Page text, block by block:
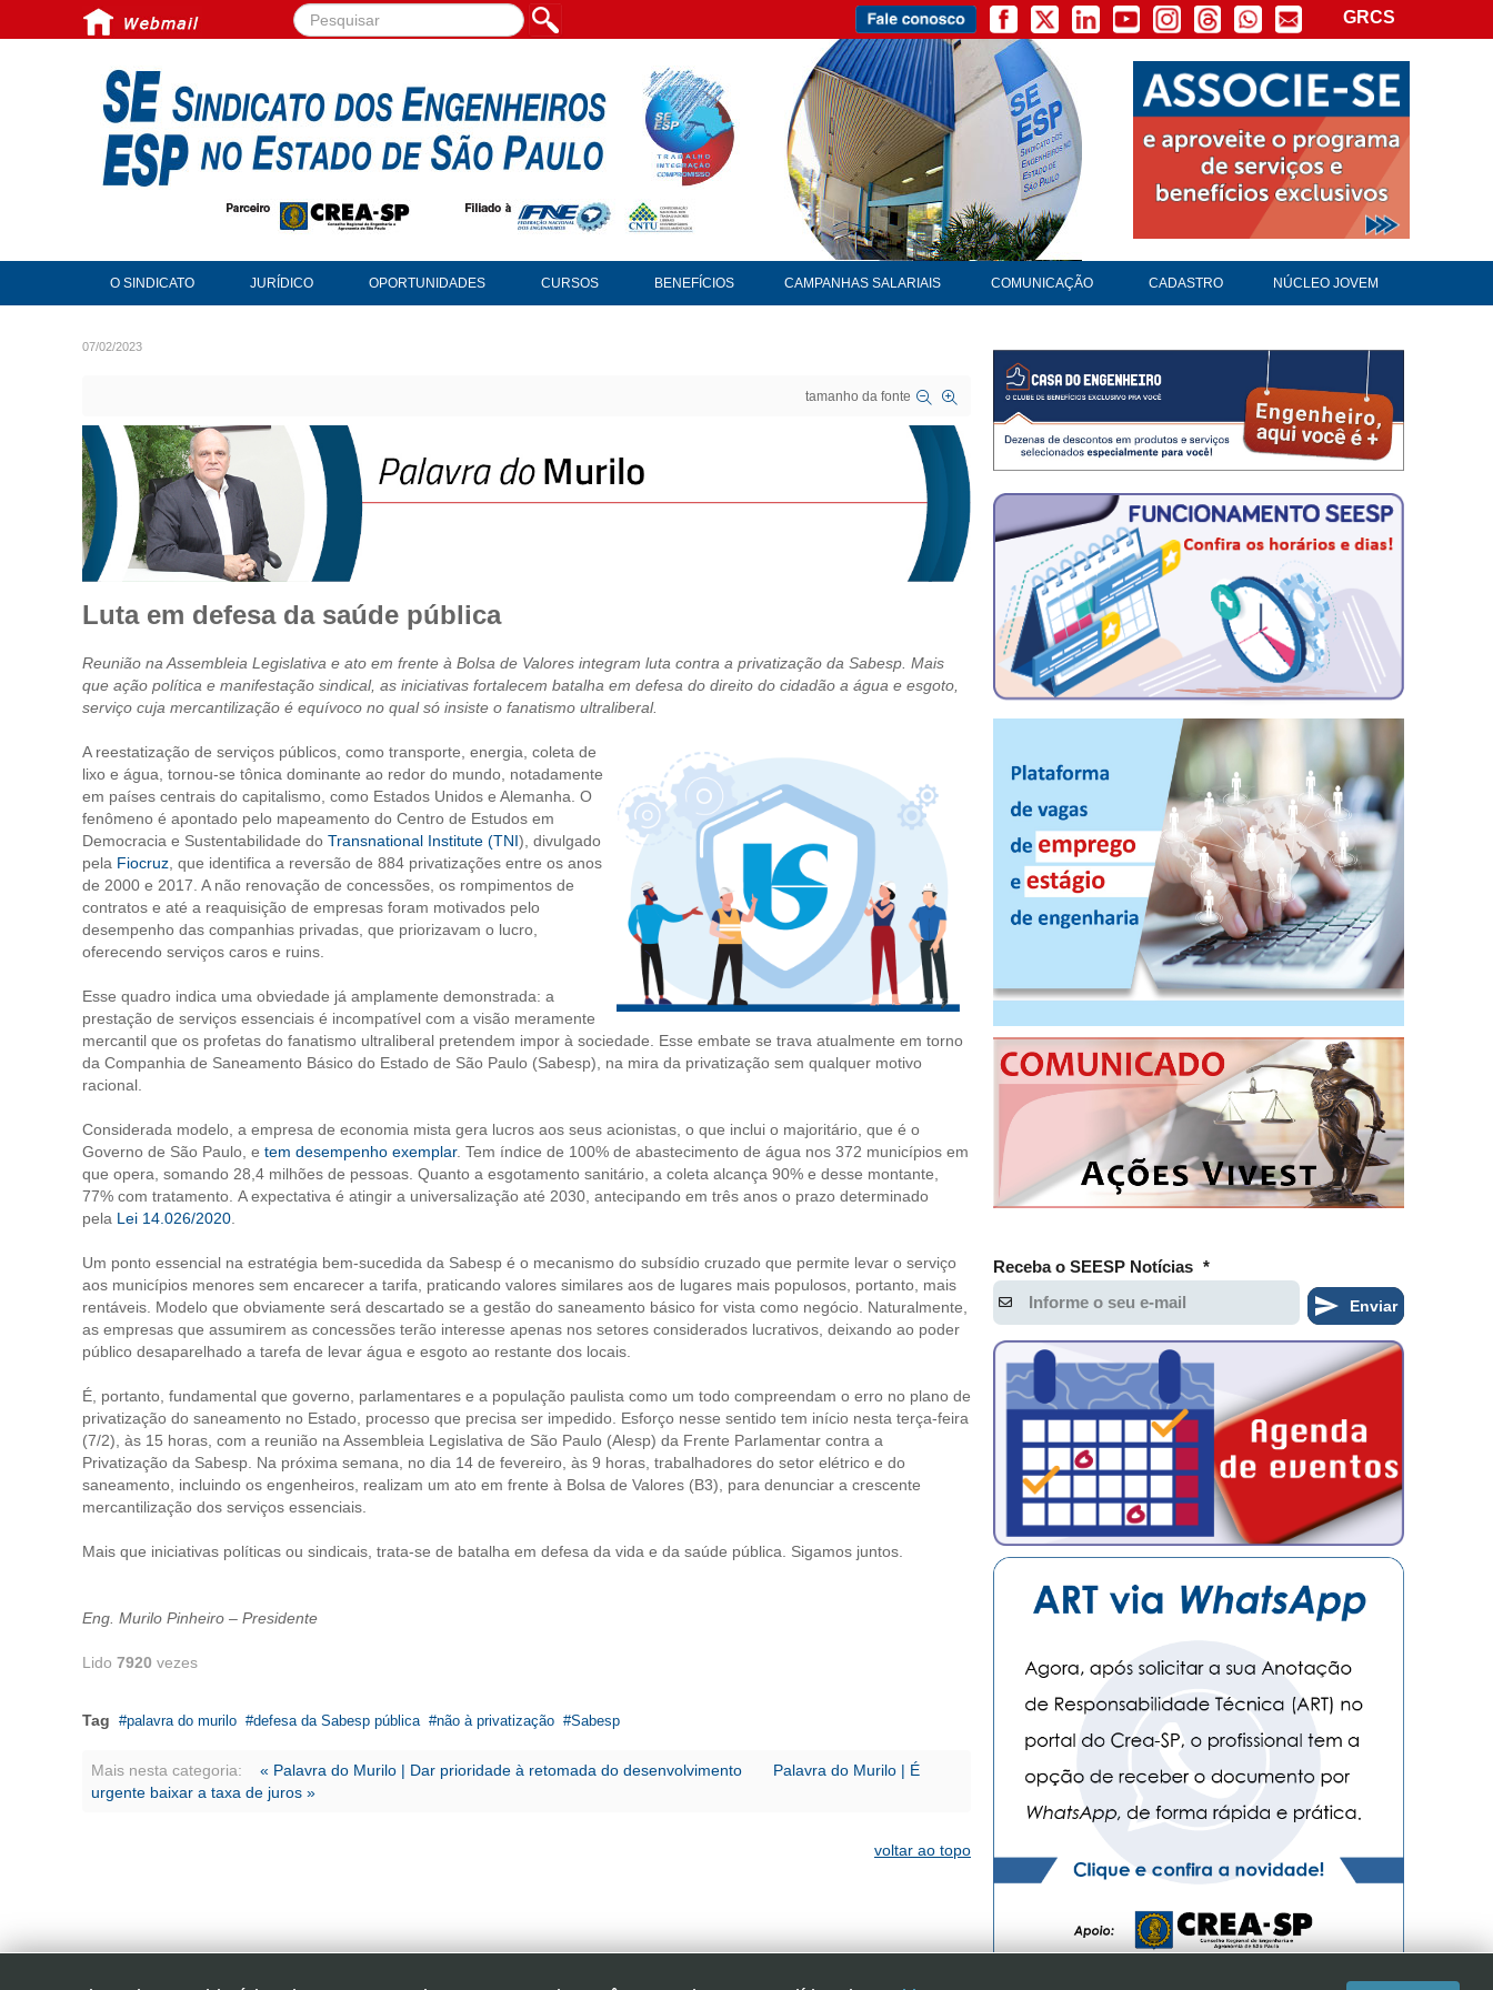
Pesquisar... GRCS
O SINDICATO JURÍDICO OPORTUNIDADES CURSOS BENEFÍCIOS CAMPANHAS SALARIAIS COMUNICAÇÃO CADASTRO NÚCLEO JOVEM
07/02/2023
tamanho da fonte
Luta em defesa da saúde pública
Reunião na Assembleia Legislativa e ato em frente à Bolsa de Valores integram luta contra a privatização da Sabesp. Mais
que ação política e manifestação sindical, as iniciativas fortalecem batalha em defesa do direito do cidadão a água e esgoto,
serviço cuja mercantilização é equívoco no qual só insiste o fanatismo ultraliberal.
A reestatização de serviços públicos, como transporte, energia, coleta de
lixo e água, tornou-se tônica dominante ao redor do mundo, notadamente
em países centrais do capitalismo, como Estados Unidos e Alemanha. O
fenômeno é apontado pelo mapeamento do Centro de Estudos em
Democracia e Sustentabilidade do Transnational Institute (TNI), divulgado
pela Fiocruz , que identifica a reversão de 884 privatizações entre os anos
de 2000 e 2017. A não renovação de concessões, os rompimentos de
contratos e até a reaquisição de empresas foram motivados pelo
desempenho das companhias privadas, que priorizavam o lucro,
oferecendo serviços caros e ruins.
Esse quadro indica uma obviedade já amplamente demonstrada: a
prestação de serviços essenciais é incompatível com a visão meramente
mercantil que os profetas do fanatismo ultraliberal pretendem impor à sociedade. Esse embate se trava atualmente em torno
da Companhia de Saneamento Básico do Estado de São Paulo (Sabesp), na mira da privatização sem qualquer motivo
racional.
Considerada modelo, a empresa de economia mista gera lucros aos seus acionistas, o que inclui o majoritário, que é o
Governo de São Paulo, e tem desempenho exemplar. Tem índice de 100% de abastecimento de água nos 372 municípios em
que opera, somando 28,4 milhões de pessoas. Quanto a esgotamento sanitário, a coleta alcança 90% e desse montante,
77% com tratamento. A expectativa é atingir a universalização até 2030, antecipando em três anos o prazo determinado
pela Lei 14.026/2020
Um ponto essencial na estratégia bem-sucedida da Sabesp é o mecanismo do subsídio cruzado que permite levar o serviço
aos municípios menores sem encarecer a tarifa, praticando valores similares aos de lugares mais populosos, portanto, mais
rentáveis. Modelo que obviamente será descartado se a gestão do saneamento básico for vista como negócio. Naturalmente,
as empresas que assumirem as concessões terão interesse apenas nos setores considerados lucrativos, deixando ao poder
público desaparelhado a tarefa de levar água e esgoto ao restante dos locais.
É, portanto, fundamental que governo, parlamentares e a população paulista como um todo compreendam o erro no plano de
privatização do saneamento no Estado, processo que precisa ser impedido. Esforço nesse sentido tem início nesta terça-feira
(7/2), às 15 horas, com a reunião na Assembleia Legislativa de São Paulo (Alesp) da Frente Parlamentar contra a
Privatização da Sabesp. Na próxima semana, no dia 14 de fevereiro, às 9 horas, trabalhadores do setor elétrico e do
saneamento, incluindo os engenheiros, realizam um ato em frente à Bolsa de Valores (B3), para denunciar a crescente
mercantilização dos serviços essenciais.
Mais que iniciativas políticas ou sindicais, trata-se de batalha em defesa da vida e da saúde pública. Sigamos juntos.
Eng. Murilo Pinheiro – Presidente
Lido 7920 vezes
Tag palavra do murilo defesa da Sabesp pública não à privatização Sabesp
Mais nesta categoria: « Palavra do Murilo | Dar prioridade à retomada do desenvolvimento
Palavra do Murilo | É
urgente baixar a taxa de juros »
voltar ao topo
Receba o SEESP Notícias *
Enviar